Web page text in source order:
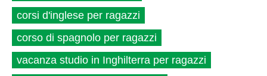
corsi d'inglese per ragazzi
corso di spagnolo per ragazzi
vacanza studio in Inghilterra per ragazzi